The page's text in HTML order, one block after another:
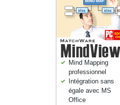
Mind Mapping
professionnel
Intégration sans
égale avec MS
Office